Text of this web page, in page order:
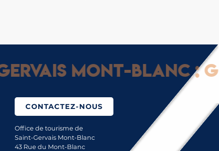
Mont-Blanc :
CONTACTEZ-NOUS
Office de tourisme de
Saint-Gervais Mont-Blanc
43 Rue du Mont-Blanc